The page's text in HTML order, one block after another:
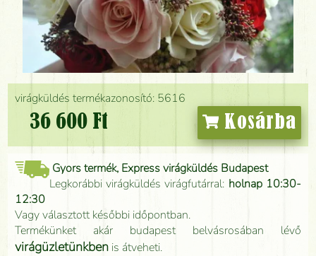
virágküldés termékazonosító: 5616
36 600 Ft Kosárba
Gyors termék, Express virágküldés Budapest
Legkorábbi virágküldés virágfutárral: holnap 10:30-
12:30
Vagy választott későbbi időpontban.
Termékünket akár budapest belvásrosában lévő
virágüzletünkben is átveheti.